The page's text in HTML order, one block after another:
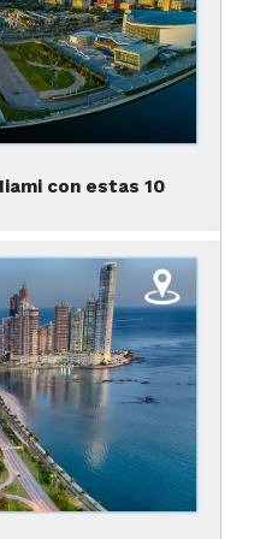
Observation
à-Callière y el
de Montreal
: Saint Laurent
Paul.
entre $50 y $100
$150 y $200 CAD; y
CAD
con estas 10